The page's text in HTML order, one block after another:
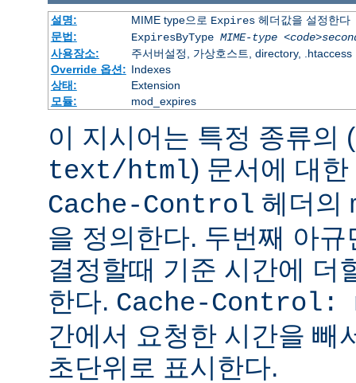
설명: MIME type으로 Expires헤더값을 설정한다
문법:
ExpiresByType MIME-type
사용장소:
주서버설정, 가상호스트, directory, .htaccess
Override 옵션: Indexes
상태:
Extension
모듈:
mod_expires
이 지시어는 특정 종류의 (
text/html) 문서에 대한
Cache-Control 헤더의
을 정의한다. 두번째 아
결정할때 기준 시간에 더
한다. Cache-Control:
간에서 요청한 시간을 빼
초단위로 표시한다.